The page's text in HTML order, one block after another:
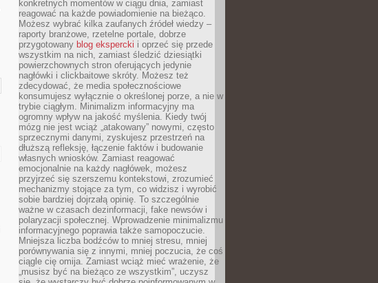
konkretnych momentów w ciągu dnia, zamiast
reagować na każde powiadomienie na bieżąco.
Możesz wybrać kilka zaufanych źródeł wiedzy –
raporty branżowe, rzetelne portale, dobrze
przygotowany blog ekspercki i oprzeć się przede
wszystkim na nich, zamiast śledzić dziesiątki
powierzchownych stron oferujących jedynie
nagłówki i clickbaitowe skróty. Możesz też
zdecydować, że media społecznościowe
konsumujesz wyłącznie o określonej porze, a nie w
trybie ciągłym. Minimalizm informacyjny ma
ogromny wpływ na jakość myślenia. Kiedy twój
mózg nie jest wciąż „atakowany” nowymi, często
sprzecznymi danymi, zyskujesz przestrzeń na
dłuższą refleksję, łączenie faktów i budowanie
własnych wniosków. Zamiast reagować
emocjonalnie na każdy nagłówek, możesz
przyjrzeć się szerszemu kontekstowi, zrozumieć
mechanizmy stojące za tym, co widzisz i wyrobić
sobie bardziej dojrzałą opinię. To szczególnie
ważne w czasach dezinformacji, fake newsów i
polaryzacji społecznej. Wprowadzenie minimalizmu
informacyjnego poprawia także samopoczucie.
Mniejsza liczba bodźców to mniej stresu, mniej
porównywania się z innymi, mniej poczucia, że coś
ciągle cię omija. Zamiast wciąż mieć wrażenie, że
„musisz być na bieżąco ze wszystkim”, uczysz